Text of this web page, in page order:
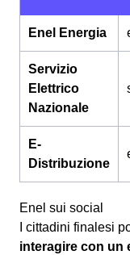
Enel Energia
Servizio
Elettrico
Nazionale
E-
Distribuzione
Enel sui social
I cittadini finalesi
interagire con un